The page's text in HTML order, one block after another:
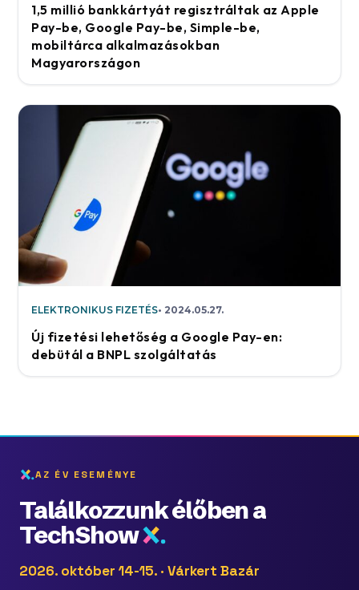
1,5 millió bankkártyát regisztráltak az Apple
Pay-be, Google Pay-be, Simple-be,
mobiltárca alkalmazásokban
Magyarországon
ELEKTRONIKUS FIZETÉS 2024.05.27.
Új fizetési lehetőség a Google Pay-en:
debütál a BNPL szolgáltatás
AZ ÉV ESEMÉNYE
Találkozzunk élőben a
TechShow
2026. október 14-15. · Várkert Bazár